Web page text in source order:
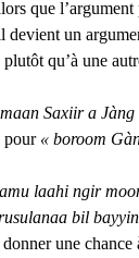
que
devient un
qu’à une
Saxiir a
pour « boroom
laahi ngir
bil
une chance